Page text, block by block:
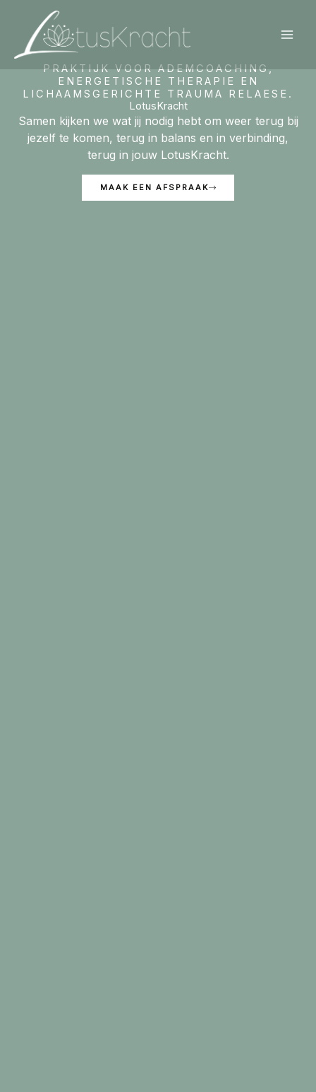
inhoud
PRAKTIJK VOOR ADEMCOACHING,
ENERGETISCHE THERAPIE EN
LICHAAMSGERICHTE TRAUMA RELAESE.
LotusKracht
Samen kijken we wat jij nodig hebt om weer terug bij
jezelf te komen, terug in balans en in verbinding,
terug in jouw LotusKracht.
MAAK EEN AFSPRAAK